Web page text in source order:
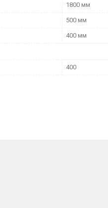
1800 мм
500 мм
400 мм
400